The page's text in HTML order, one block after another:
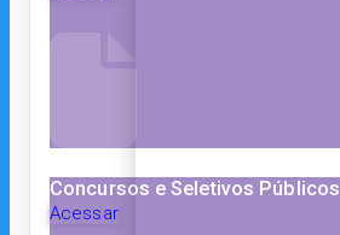
Concursos e Seletivos Públicos
Acessar